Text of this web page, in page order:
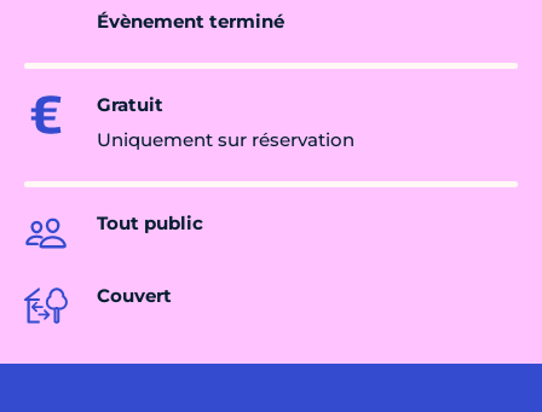
Évènement terminé
Gratuit
Uniquement sur réservation
Tout public
Couvert